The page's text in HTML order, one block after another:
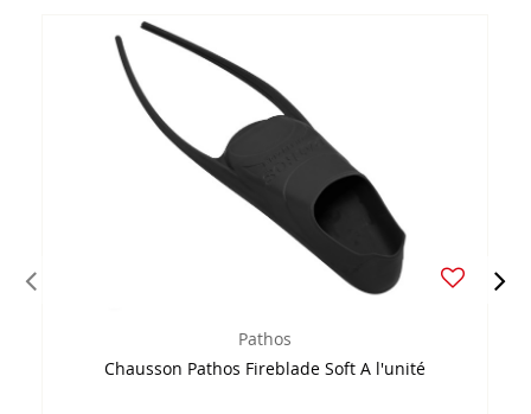
Pathos
Chausson Pathos Fireblade Soft A l'unité